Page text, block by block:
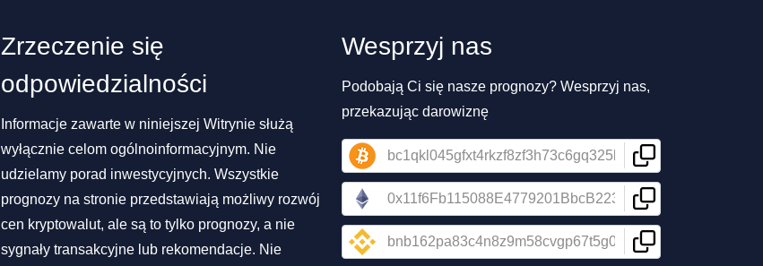
Zrzeczenie się
odpowiedzialności
Informacje zawarte w niniejszej Witrynie służą
wyłącznie celom ogólnoinformacyjnym. Nie
udzielamy porad inwestycyjnych. Wszystkie
prognozy na stronie przedstawiają możliwy rozwój
cen kryptowalut, ale są to tylko prognozy, a nie
sygnały transakcyjne lub rekomendacje. Nie
Wesprzyj nas
Podobają Ci się nasze prognozy? Wesprzyj nas,
przekazując darowiznę